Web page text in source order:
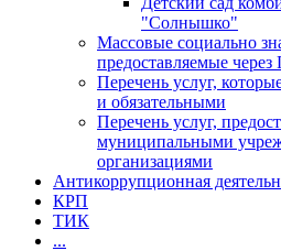
"Солнышко"
Массовые социально
предоставляемые через
Перечень услуг,
и обязательными
Перечень услуг,
муниципальными
организациями
Антикоррупционная
КРП
ТИК
...